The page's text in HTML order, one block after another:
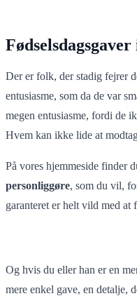
Der er folk, der stadig fejrer
entusiasme, som da de var
megen entusiasme, fordi de
Hvem kan ikke lide at
På vores hjemmeside finder
personliggøre, som du vil,
garanteret er helt vild med at
Og hvis du eller han er en
mere enkel gave, en detalje,